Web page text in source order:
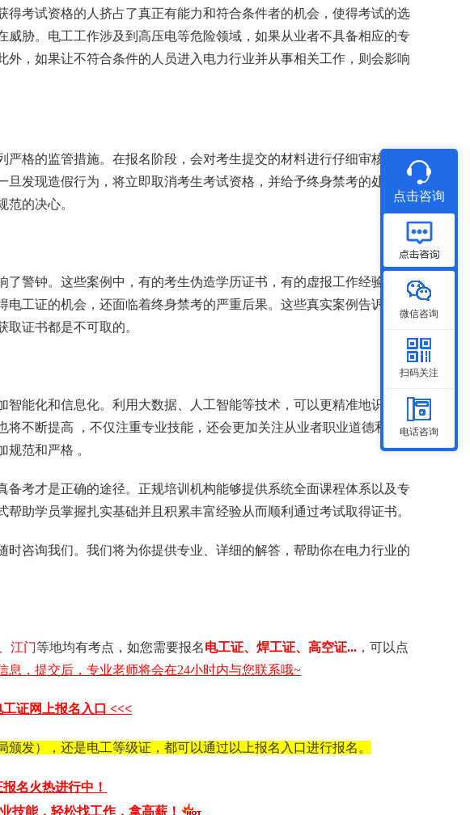
考试资格的人挤占了真正有能力和符合条件者的机会，使得考试的选
胁。电工工作涉及到高压电等危险领域，如果从业者不具备相应的专
，如果让不符合条件的人员进入电力行业并从事相关工作，则会影响
格的监管措施。在报名阶段，会对考生提交的材料进行仔细审核，通
发现造假行为，将立即取消考生考试资格，并给予终身禁考的处罚。
的决心。
了警钟。这些案例中，有的考生伪造学历证书，有的虚报工作经验。他
工证的机会，还面临着终身禁考的严重后果。这些真实案例告诉我
证书都是不可取的。
能化和信息化。利用大数据、人工智能等技术，可以更精准地识别报
不断提高 ，不仅注重专业技能，还会更加关注从业者职业道德和诚
范和严格 。
考才是正确的途径。正规培训机构能够提供系统全面课程体系以及专
助学员掌握扎实基础并且积累丰富经验从而顺利通过考试取得证书。
咨询我们。我们将为你提供专业、详细的解答，帮助你在电力行业的
江门等地均有考点，如您需要 报名电工证 、 焊工证 、 高空证... ，可以点
息，提交后，专业老师将会在24小时内与您联系哦~
工证网上报名入口 <<<
发），还是电工等级证，都可以通过以上报名入口进行报名。
名火热进行中！
技能，轻松找工作，拿高薪！
点击咨询
微信咨询
扫码关注
电话咨询